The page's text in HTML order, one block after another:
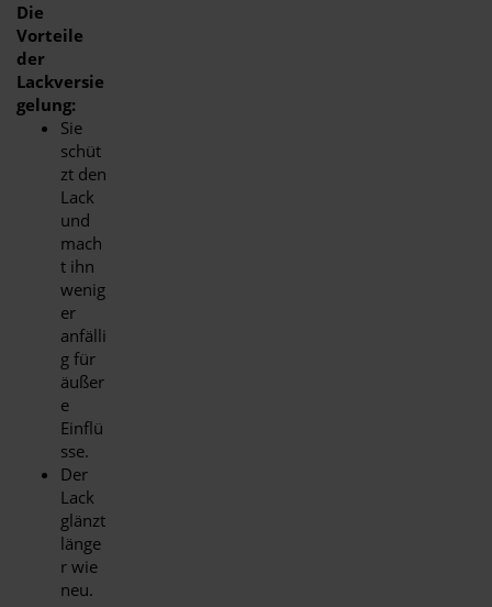
Die
Vorteile
der
Lackversie
gelung:
Sie
schüt
zt den
Lack
und
mach
t ihn
wenig
er
anfälli
g für
äußer
e
Einflü
sse.
Der
Lack
glänzt
länge
r wie
neu.